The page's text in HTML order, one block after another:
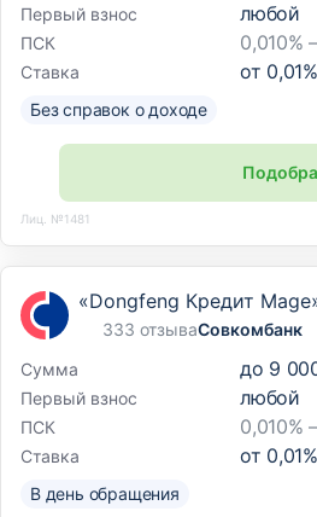
Первый взнос любой
ПСК 0,010%
Ставка от 0,01%
Без справок о доходе
Лиц. №1481
«Dongfeng Кредит
333 отзываСовкомбанк
Сумма
до 9
Первый взнос любой
ПСК 0,010%
Ставка от 0,01%
В день обращения